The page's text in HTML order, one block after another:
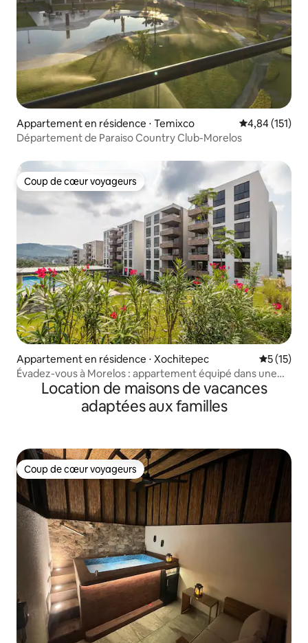
Appartement en résidence ⋅ Temixco Évaluation
4,84 (151)
Département de Paraiso Country Club-Morelos
Coup de cœur voyageurs
Coup de cœur voyageurs
Appartement en résidence ⋅ Xochitepec
5 (15)
Évadez-vous à Morelos : appartement équipé dans une
zone privée
Location de maisons de vacances
adaptées aux familles
Coup de cœur voyageurs
Coup de cœur voyageurs